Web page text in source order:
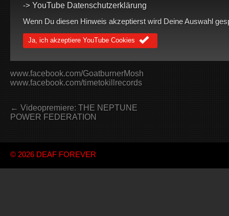
-> YouTube Datenschutzerklärung
Wenn Du diesen Hinweis akzeptierst wird Deine Auswahl
Ja, ich akzeptiere YouTube Cookies
www.facebook.com/GoatburnerMosh
www.facebook.com/timetokillrecords
← Videopremiere: THE NEPTUNE
POWER FEDERATION
© 2026 DEAF FOREVER